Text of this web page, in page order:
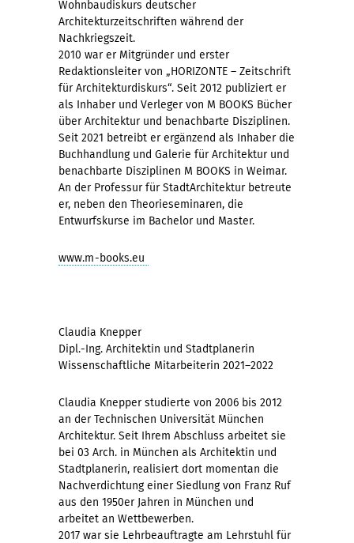
Wohnbaudiskurs deutscher
Architekturzeitschriften während der
Nachkriegszeit.
2010 war er Mitgründer und erster
Redaktionsleiter von „HORIZONTE – Zeitschrift
für Architekturdiskurs“. Seit 2012 publiziert er
als Inhaber und Verleger von M BOOKS Bücher
über Architektur und benachbarte Disziplinen.
Seit 2021 betreibt er ergänzend als Inhaber die
Buchhandlung und Galerie für Architektur und
benachbarte Disziplinen M BOOKS in Weimar.
An der Professur für StadtArchitektur betreute
er, neben den Theorieseminaren, die
Entwurfskurse im Bachelor und Master.
www.m-books.eu
Claudia Knepper
Dipl.-Ing. Architektin und Stadtplanerin
Wissenschaftliche Mitarbeiterin 2021–2022
Claudia Knepper studierte von 2006 bis 2012
an der Technischen Universität München
Architektur. Seit Ihrem Abschluss arbeitet sie
bei 03 Arch. in München als Architektin und
Stadtplanerin, realisiert dort momentan die
Nachverdichtung einer Siedlung von Franz Ruf
aus den 1950er Jahren in München und
arbeitet an Wettbewerben.
2017 war sie Lehrbeauftragte am Lehrstuhl für